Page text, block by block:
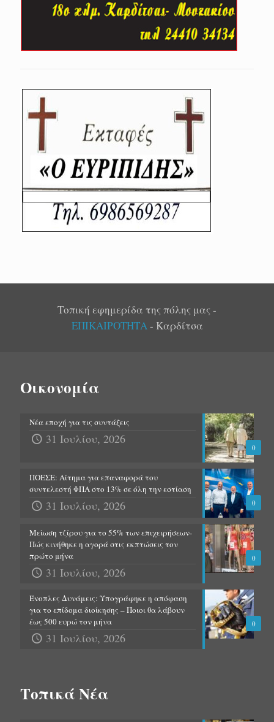
Τοπική εφημερίδα της πόλης μας -
ΕΠΙΚΑΙΡΟΤΗΤΑ- Καρδίτσα
Οικονομία
0
Νέα εποχή για τις συντάξεις
31 Ιουλίου, 2026
0
ΠΟΕΣΕ: Αίτημα για επαναφορά του
συντελεστή ΦΠΑ στο 13% σε όλη την εστίαση
31 Ιουλίου, 2026
0
Μείωση τζίρου για το 55% των επιχειρήσεων-
Πώς κινήθηκε η αγορά στις εκπτώσεις τον
πρώτο μήνα
31 Ιουλίου, 2026
0
Ένοπλες Δυνάμεις: Υπογράφηκε η απόφαση
για το επίδομα διοίκησης – Ποιοι θα λάβουν
έως 500 ευρώ τον μήνα
31 Ιουλίου, 2026
Τοπικά Νέα